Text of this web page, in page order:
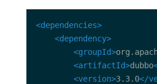
<dependencies>
<dependency>
<groupId>
<artifactId>dubbo
<version>3.3.0</